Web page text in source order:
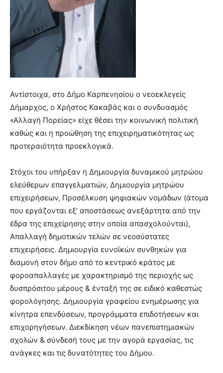
Αντίστοιχα, στο Δήμο Καρπενησίου ο νεοεκλεγείς
Δήμαρχος, ο Χρήστος Κακαβάς και ο συνδυασμός
«Αλλαγή Πορείας» είχε θέσει την κοινωνική πολιτική
καθώς και η προώθηση της επιχειρηματικότητας ως
προτεραιότητα προεκλογικά.
Στόχοι του υπήρξαν η Δημιουργία δυναμικού μητρώου
ελεύθερων επαγγελματιών, Δημιουργία μητρώου
επιχειρήσεων, Προσέλκυση ψηφιακών νομάδων (άτομα
που εργάζονται εξ’ αποστάσεως ανεξάρτητα από την
έδρα της επιχείρησης στην οποία απασχολούνται),
Απαλλαγή δημοτικών τελών σε νεοσύστατες
επιχειρήσεις. Δημιουργία ευνοϊκών συνθηκών για
διαμονή στον δήμο από το κεντρικό κράτος με
φοροαπαλλαγές με χαρακτηρισμό της περιοχής ως
δυσπρόσιτου μέρους & ένταξή της σε ειδικό καθεστώς
φορολόγησης. Δημιουργία γραφείου ενημέρωσης για
κίνητρα επενδύσεων, προγράμματα επιδοτήσεων και
επιχορηγήσεων. Διεκδίκηση νέων πανεπιστημιακών
σχολών & σύνδεσή τους με την αγορά εργασίας, τις
ανάγκες και τις δυνατότητες του Δήμου.